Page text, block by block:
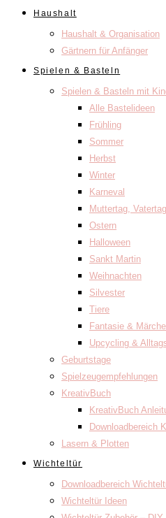
Haushalt
Haushalt & Organisation
Gärtnern für Anfänger
Spielen & Basteln
Spielen & Basteln mit
Alle Bastelideen
Frühling
Sommer
Herbst
Winter
Karneval
Muttertag,
Ostern
Halloween
Sankt Martin
Weihnachten
Silvester
Tiere
Fantasie &
Upcycling &
Geburtstage
Spielzeugempfehlungen
KreativBuch
KreativBuch
Downloadbereich
Lasern & Plotten
Wichteltür
Downloadbereich
Wichteltür Ideen